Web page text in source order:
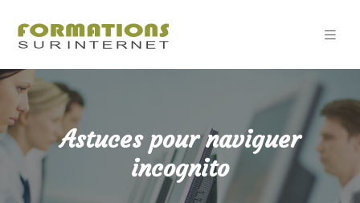
Astuces pour naviguer
incognito